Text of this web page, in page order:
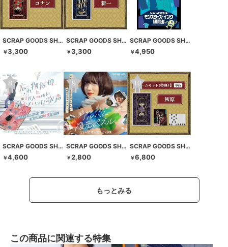
SCRAP GOODS SHOP
￥3,300
SCRAP GOODS SHOP
￥3,300
SCRAP GOODS SHOP
￥4,950
SCRAP GOODS SHOP
￥4,600
SCRAP GOODS SHOP
￥2,800
SCRAP GOODS SHOP
￥6,800
もっとみる
この商品に関連する特集